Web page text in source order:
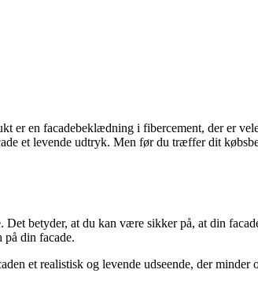
er en facadebeklædning i fibercement, der er
et levende udtryk. Men før du træffer dit
betyder, at du kan være sikker på, at din
på din facade.
et realistisk og levende udseende, der